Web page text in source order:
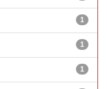
1
1
1